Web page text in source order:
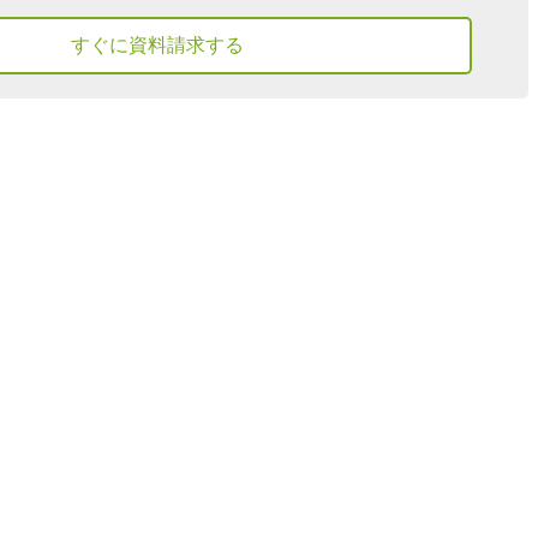
すぐに資料請求する